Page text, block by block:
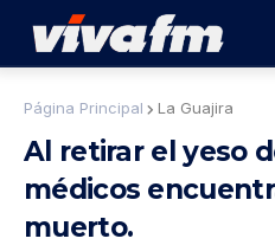
Página Principal La Guajira
Al retirar el yeso
médicos
muerto.